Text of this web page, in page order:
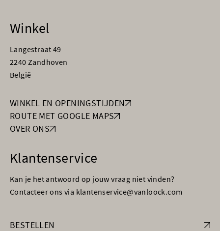
Winkel
Langestraat 49
2240 Zandhoven
België
WINKEL EN OPENINGSTIJDEN
ROUTE MET GOOGLE MAPS
OVER ONS
Klantenservice
Kan je het antwoord op jouw vraag niet vinden?
Contacteer ons via klantenservice@vanloock.com
BESTELLEN